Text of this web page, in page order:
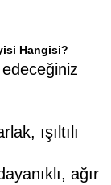
Hangisi?
ışıltılı
ağır